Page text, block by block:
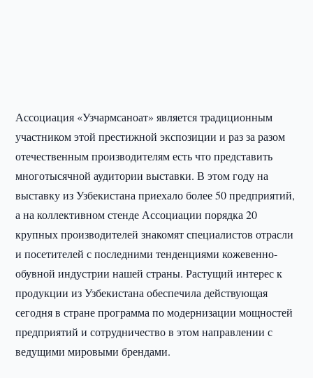
Ассоциация «Узчармсаноат» является традиционным
участником этой престижной экспозиции и раз за разом
отечественным производителям есть что представить
многотысячной аудитории выставки. В этом году на
выставку из Узбекистана приехало более 50 предприятий,
а на коллективном стенде Ассоциации порядка 20
крупных производителей знакомят специалистов отрасли
и посетителей с последними тенденциями кожевенно-
обувной индустрии нашей страны. Растущий интерес к
продукции из Узбекистана обеспечила действующая
сегодня в стране программа по модернизации мощностей
предприятий и сотрудничество в этом направлении с
ведущими мировыми брендами.